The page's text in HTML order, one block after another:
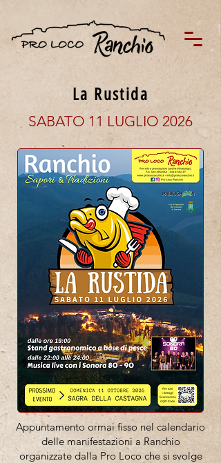
La Rustida
SABATO 11 LUGLIO 2026
Appuntamento ormai fisso nel calendario
delle manifestazioni a Ranchio
organizzate dalla Pro Loco che si svolge